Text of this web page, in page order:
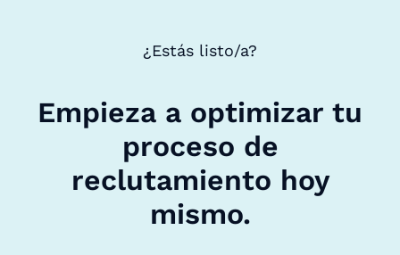
¿Estás listo/a?
Empieza a optimizar tu
proceso de
reclutamiento hoy
mismo.